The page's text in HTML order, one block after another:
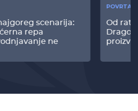
scenarija:
repa
ne
Od